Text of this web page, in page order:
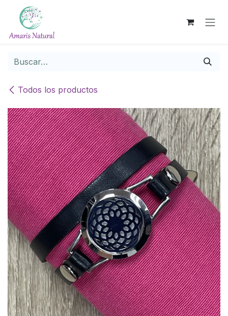
Ir al contenido
Todos los productos